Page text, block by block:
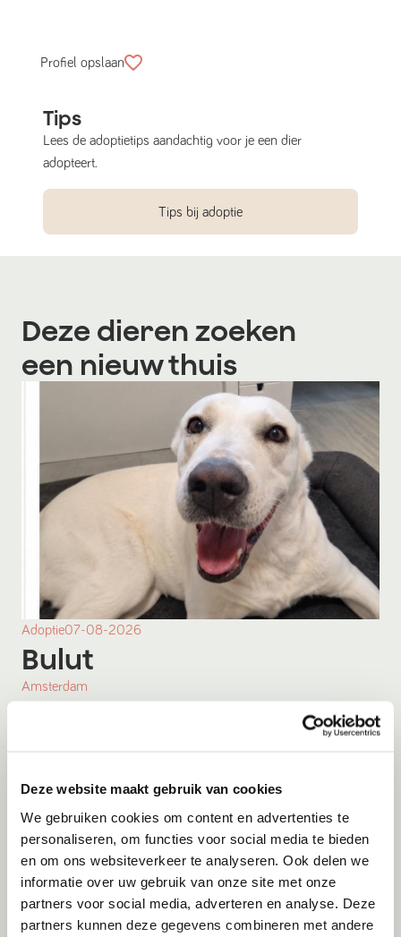
Deze website maakt gebruik van cookies
We gebruiken cookies om content en advertenties te
personaliseren, om functies voor social media te bieden
en om ons websiteverkeer te analyseren. Ook delen we
informatie over uw gebruik van onze site met onze
partners voor social media, adverteren en analyse. Deze
partners kunnen deze gegevens combineren met andere
Profiel opslaan
Tips
Lees de adoptietips aandachtig voor je een dier
adopteert.
Tips bij adoptie
Deze dieren zoeken
een nieuw thuis
Adoptie07-08-2026
Bulut
Amsterdam